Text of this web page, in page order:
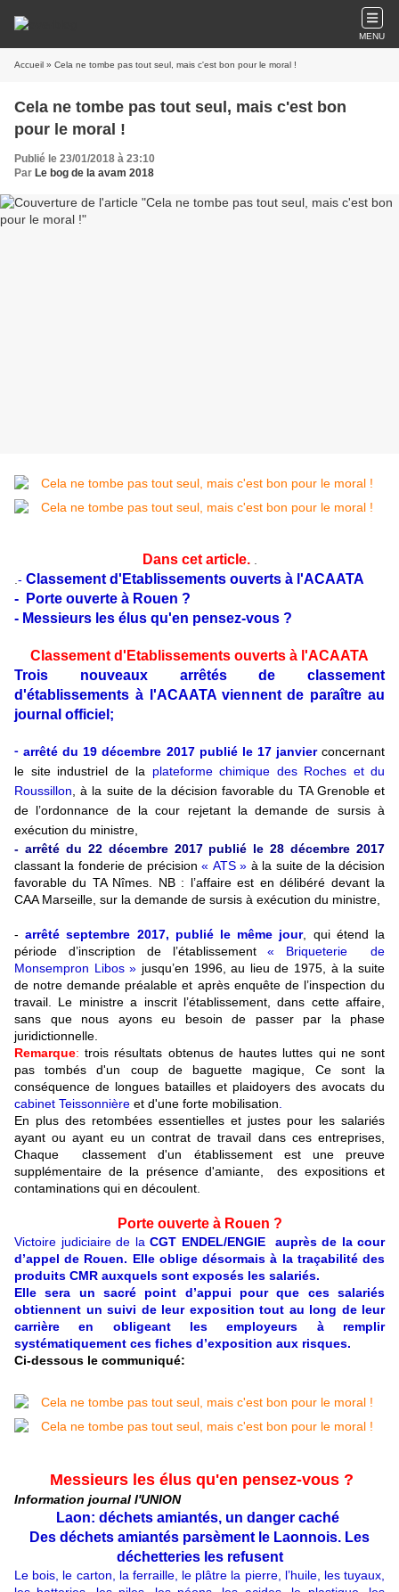
MENU
Accueil » Cela ne tombe pas tout seul, mais c'est bon pour le moral !
Cela ne tombe pas tout seul, mais c'est bon
pour le moral !
Publié le 23/01/2018 à 23:10
Par Le bog de la avam 2018
Dans cet article.
- Classement d'Etablissements ouverts à l'ACAATA
- Porte ouverte à Rouen ?
- Messieurs les élus qu'en pensez-vous ?
Classement d'Etablissements ouverts à l'ACAATA
Trois nouveaux arrêtés de classement
d'établissements à l'ACAATA viennent de paraître au
journal officiel;
- arrêté du 19 décembre 2017 publié le 17 janvier concernant
le site industriel de la plateforme chimique des Roches et du
Roussillon , à la suite de la décision favorable du TA Grenoble et
de l’ordonnance de la cour rejetant la demande de sursis à
exécution du ministre,
- arrêté du 22 décembre 2017 publié le 28 décembre 2017
classant la fonderie de précision« ATS » à la suite de la décision
favorable du TA Nîmes. NB : l’affaire est en délibéré devant la
CAA Marseille, sur la demande de sursis à exécution du ministre,
- arrêté septembre 2017, publié le même jour, qui étend la
période d’inscription de l’établissement« Briqueterie de
Monsempron Libos » jusqu’en 1996, au lieu de 1975, à la suite
de notre demande préalable et après enquête de l’inspection du
travail. Le ministre a inscrit l’établissement, dans cette affaire,
sans que nous ayons eu besoin de passer par la phase
juridictionnelle.
Remarque:trois résultats obtenus de hautes luttes qui ne sont
pas tombés d'un coup de baguette magique, Ce sont la
conséquence de longues batailles et plaidoyers des avocats du
cabinet Teissonnière et d'une forte mobilisation
En plus des retombées essentielles et justes pour les salariés
ayant ou ayant eu un contrat de travail dans ces entreprises,
Chaque classement d'un établissement est une preuve
supplémentaire de la présence d'amiante, des expositions et
contaminations qui en découlent.
Porte ouverte à Rouen ?
Victoire judiciairede la CGT ENDEL/ENGIE
auprès de la cour
d’appel de Rouen. Elle oblige désormais à la traçabilité des
produits CMR auxquels sont exposés les salariés.
Elle sera un sacré point d’appui pour que ces salariés
obtiennent un suivi de leur exposition tout au long de leur
carrière en obligeant les employeurs à remplir
systématiquement ces fiches d’exposition aux risques.
Ci-dessous le communiqué:
Messieurs les élus qu'en pensez-vous ?
Information journal l'UNION
Laon: déchets amiantés, un danger caché
Des déchets amiantés parsèment le Laonnois. Les
déchetteries les refusent
L e bois, le carton, la ferraille, le plâtre la pierre, l’huile, les tuyaux,